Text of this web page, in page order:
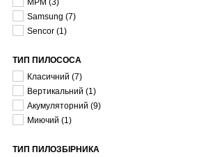
MPM (3)
Samsung (7)
Senсor (1)
ТИП ПИЛОСОСА
Класичний (7)
Вертикальний (1)
Акумуляторний (9)
Миючий (1)
ТИП ПИЛОЗБІРНИКА